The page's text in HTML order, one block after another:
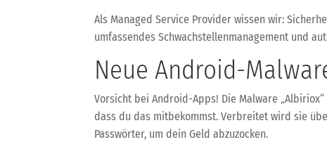
Als Managed Service Provider wissen wir:
umfassendes Schwachstellenmanagement und
Neue Android-
Vorsicht bei Android-Apps! Die Malware
dass du das mitbekommst. Verbreitet wird sie
Passwörter, um dein Geld abzuzocken.